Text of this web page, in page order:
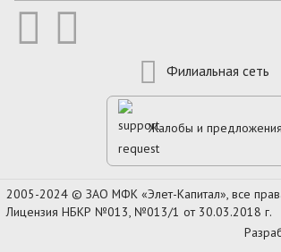
 
Филиальная сеть
Жалобы и предложения
2005-2024 © ЗАО МФК «Элет-Капитал», все
Лицензия НБКР №013, №013/1 от 30.03.2018 г.